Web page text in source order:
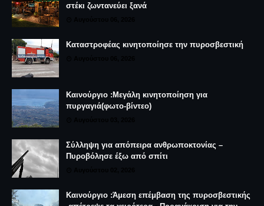
στέκι ζωντανεύει ξανά
Καταστροφέας κινητοποίησε την πυροσβεστική
Καινούργιο :Μεγάλη κινητοποίηση για
πυργαγιά(φωτο-βίντεο)
Σύλληψη για απόπειρα ανθρωποκτονίας –
Πυροβόλησε έξω από σπίτι
Καινούργιο :Άμεση επέμβαση της πυροσβεστικής